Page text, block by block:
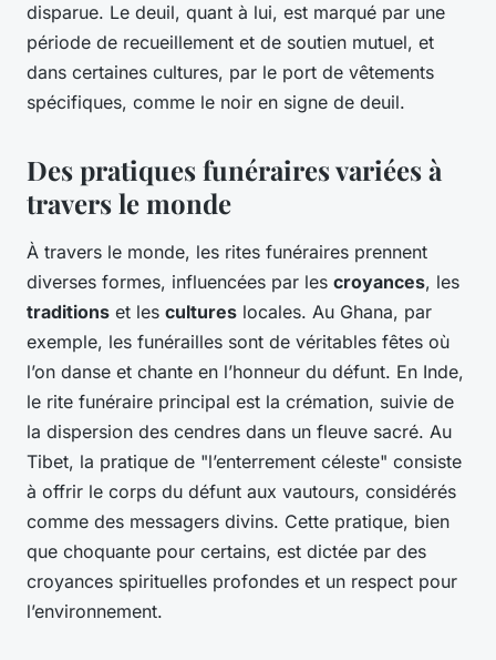
disparue. Le deuil, quant à lui, est marqué par une
période de recueillement et de soutien mutuel, et
dans certaines cultures, par le port de vêtements
spécifiques, comme le noir en signe de deuil.
Des pratiques funéraires variées à
travers le monde
À travers le monde, les rites funéraires prennent
diverses formes, influencées par les croyances, les
traditions et les cultures locales. Au Ghana, par
exemple, les funérailles sont de véritables fêtes où
l’on danse et chante en l’honneur du défunt. En Inde,
le rite funéraire principal est la crémation, suivie de
la dispersion des cendres dans un fleuve sacré. Au
Tibet, la pratique de "l’enterrement céleste" consiste
à offrir le corps du défunt aux vautours, considérés
comme des messagers divins. Cette pratique, bien
que choquante pour certains, est dictée par des
croyances spirituelles profondes et un respect pour
l’environnement.